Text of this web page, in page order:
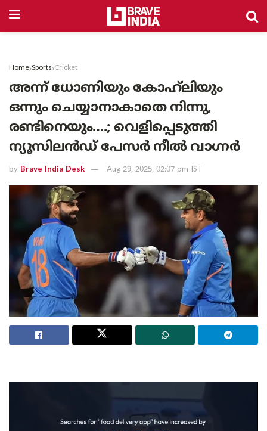
Home Sports Cricket
അന്ന് ധോണിയും കോഹ്‌ലിയും
ഒന്നും ചെയ്യാനാകാതെ നിന്നു,
രണ്ടിനെയും….; വെളിപ്പെടുത്തി
ന്യൂസിലൻഡ് പേസർ നീൽ വാഗ്നർ
by Brave India Desk Aug 29, 2025, 02:07 pm IST